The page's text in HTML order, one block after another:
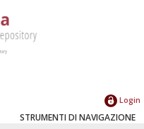
Login
STRUMENTI DI NAVIGAZIONE